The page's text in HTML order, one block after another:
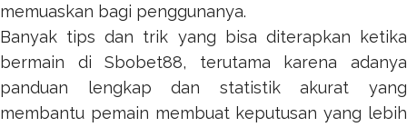
memuaskan bagi penggunanya.
Banyak tips dan trik yang bisa diterapkan ketika
bermain diSbobet88, terutama karena adanya
panduan lengkap dan statistik akurat yang
membantu pemain membuat keputusan yang lebih